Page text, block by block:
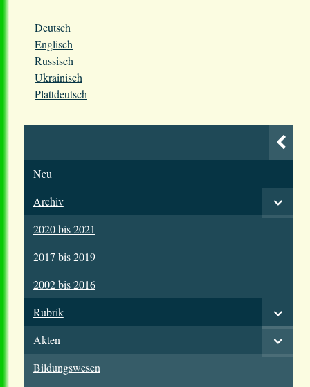
Deutsch
Englisch
Russisch
Ukrainisch
Plattdeutsch
Neu
Archiv
2020 bis 2021
2017 bis 2019
2002 bis 2016
Rubrik
Akten
Bildungswesen